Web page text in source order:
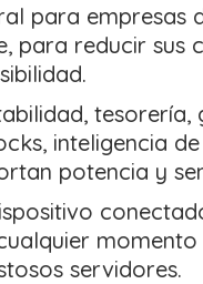
para empresas
para reducir sus
tesorería,
inteligencia
potencia y
servidores.